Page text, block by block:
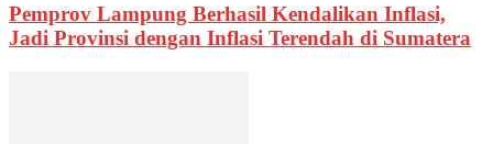
Pemprov Lampung Berhasil Kendalikan Inflasi,
Jadi Provinsi dengan Inflasi Terendah di Sumatera